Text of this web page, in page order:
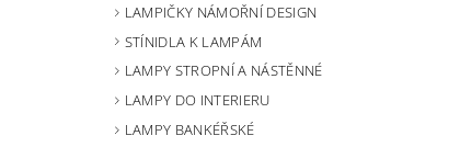
LAMPIČKY NÁMOŘNÍ DESIGN
STÍNIDLA K LAMPÁM
LAMPY STROPNÍ A NÁSTĚNNÉ
LAMPY DO INTERIERU
LAMPY BANKÉŘSKÉ